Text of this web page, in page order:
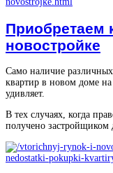
Приобретаем
новостройке
Само наличие
квартир в новом доме
удивляет.
В тех случаях, когда
получено застройщиком